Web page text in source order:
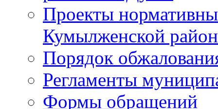
Проекты
Кумылженской
Порядок
Регламенты
Формы обращений